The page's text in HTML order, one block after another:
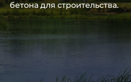
бетона для строительства.